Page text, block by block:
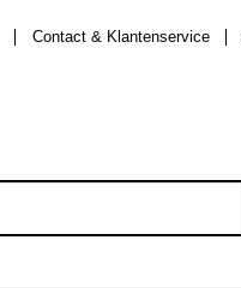
Contact & Klantenservice